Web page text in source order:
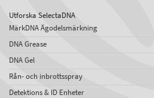
Utforska SelectaDNA
MärkDNA Ägodelsmärkning
DNA Grease
DNA Gel
Rån- och inbrottsspray
Detektions & ID Enheter